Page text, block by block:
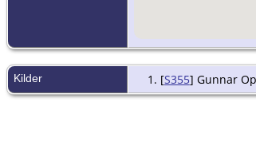
Kilder [S355] Gunnar